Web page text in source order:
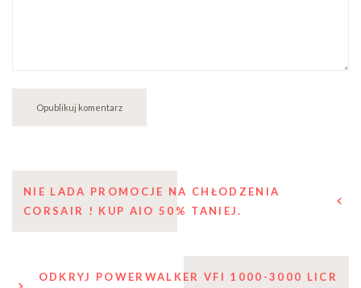
Nawigacja
wpisu
NIE LADA PROMOCJE NA CHŁODZENIA
CORSAIR ! KUP AIO 50% TANIEJ.
ODKRYJ POWERWALKER VFI 1000-3000 LICR